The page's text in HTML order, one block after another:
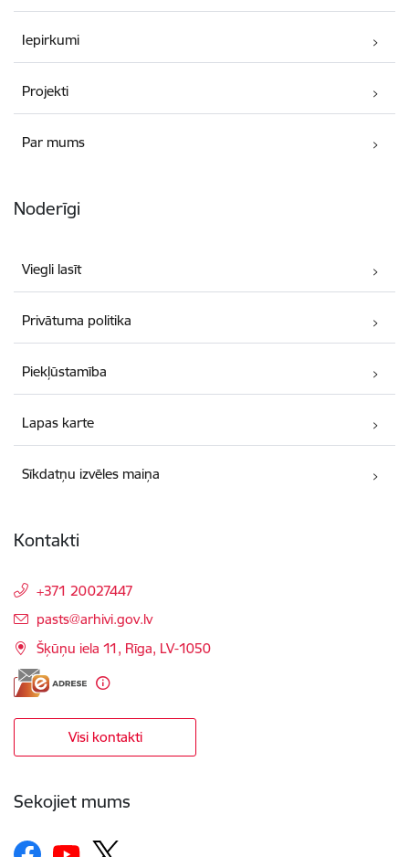
Iepirkumi
Projekti
Par mums
Noderīgi
Viegli lasīt
Privātuma politika
Piekļūstamība
Lapas karte
Sīkdatņu izvēles maiņa
Kontakti
+371 20027447
E-pasts:
pasts@arhivi.gov.lv
Šķūņu iela 11, Rīga, LV-1050
Visi kontakti
Sekojiet mums